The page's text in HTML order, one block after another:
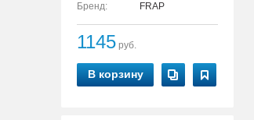
Бренд:
FRAP
1145 руб.
В корзину